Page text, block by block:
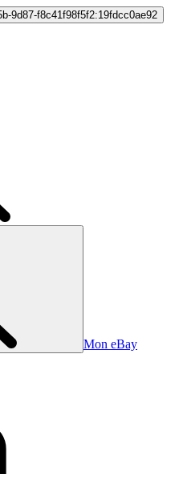
9d87-f8c41f98f5f2:19fdcc0ae92
Mon eBay